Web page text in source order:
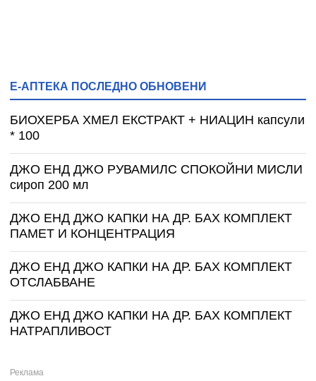
Е-АПТЕКА ПОСЛЕДНО ОБНОВЕНИ
БИОХЕРБА ХМЕЛ ЕКСТРАКТ + НИАЦИН капсули
* 100
ДЖО ЕНД ДЖО РУВАМИЛС СПОКОЙНИ МИСЛИ
сироп 200 мл
ДЖО ЕНД ДЖО КАПКИ НА ДР. БАХ КОМПЛЕКТ
ПАМЕТ И КОНЦЕНТРАЦИЯ
ДЖО ЕНД ДЖО КАПКИ НА ДР. БАХ КОМПЛЕКТ
ОТСЛАБВАНЕ
ДЖО ЕНД ДЖО КАПКИ НА ДР. БАХ КОМПЛЕКТ
НАТРАПЛИВОСТ